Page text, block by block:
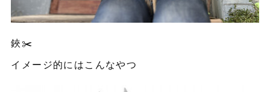
鋏✂️
イメージ的にはこんなやつ